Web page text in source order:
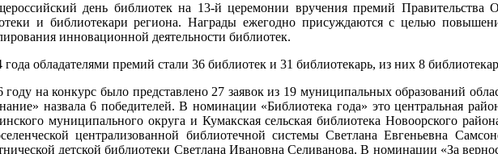
день библиотек на 13-й церемонии вручения премий
и библиотекари региона. Награды ежегодно присуждаются с целью
инновационной деятельности библиотек.
года обладателями премий стали 36 библиотек и 31 библиотекарь, из них 8
году на конкурс было представлено 27 заявок из 19 муниципальных образований
назвала 6 победителей. В номинации «Библиотека года» это центральная
муниципального округа и Кумакская сельская библиотека Новоорского
централизованной библиотечной системы Светлана Евгеньевна
детской библиотеки Светлана Ивановна Селиванова. В номинации «За